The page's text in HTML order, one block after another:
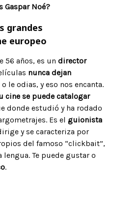
Gaspar Noé?
grandes
europeo
56 años, es un director
nunca dejan
le odias, y eso nos encanta.
cine se puede catalogar
donde estudió y ha rodado
Es el guionista
y se caracteriza por
del famoso “clickbait”,
Te puede gustar o
.